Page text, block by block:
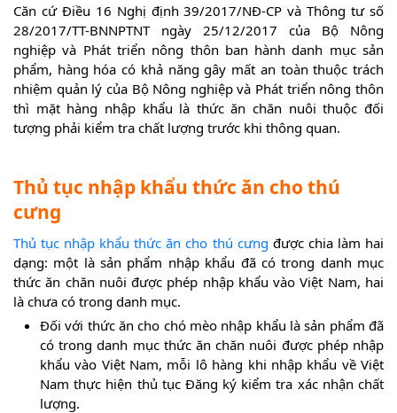
Căn cứ Điều 16 Nghị định 39/2017/NĐ-CP và Thông tư số
28/2017/TT-BNNPTNT ngày 25/12/2017 của Bộ Nông
nghiệp và Phát triển nông thôn ban hành danh mục sản
phẩm, hàng hóa có khả năng gây mất an toàn thuộc trách
nhiệm quản lý của Bộ Nông nghiệp và Phát triển nông thôn
thì mặt hàng nhập khẩu là thức ăn chăn nuôi thuộc đối
tượng phải kiểm tra chất lượng trước khi thông quan.
Thủ tục nhập khẩu thức ăn cho thú
cưng
Thủ tục nhập khẩu thức ăn cho thú cưng được chia làm hai
dạng: một là sản phẩm nhập khẩu đã có trong danh mục
thức ăn chăn nuôi được phép nhập khẩu vào Việt Nam, hai
là chưa có trong danh mục.
Đối với thức ăn cho chó mèo nhập khẩu là sản phẩm đã
có trong danh mục thức ăn chăn nuôi được phép nhập
khẩu vào Việt Nam, mỗi lô hàng khi nhập khẩu về Việt
Nam thực hiện thủ tục Đăng ký kiểm tra xác nhận chất
lượng.